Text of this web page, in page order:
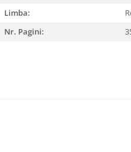
Limba:
Nr. Pagini: